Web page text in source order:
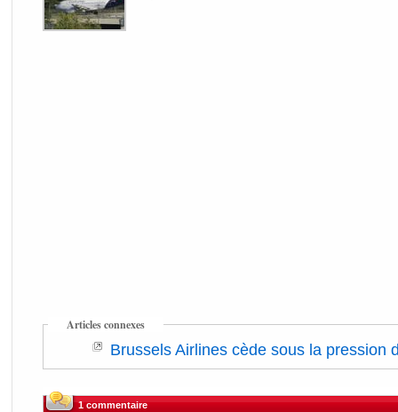
Articles connexes
Brussels Airlines cède sous la pression
1 commentaire